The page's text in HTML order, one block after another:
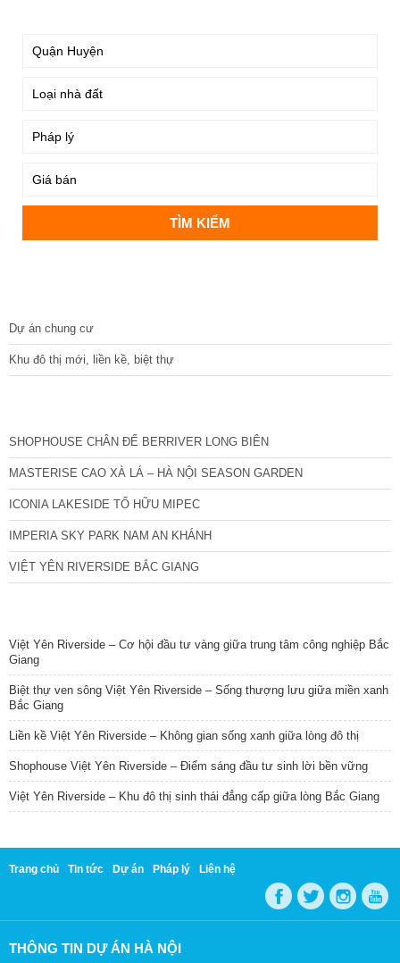
Dự án chung cư
Khu đô thị mới, liền kề, biệt thự
SHOPHOUSE CHÂN ĐẾ BERRIVER LONG BIÊN
MASTERISE CAO XÀ LÁ – HÀ NỘI SEASON GARDEN
ICONIA LAKESIDE TỐ HỮU MIPEC
IMPERIA SKY PARK NAM AN KHÁNH
VIỆT YÊN RIVERSIDE BẮC GIANG
Việt Yên Riverside – Cơ hội đầu tư vàng giữa trung tâm công nghiệp Bắc
Giang
Biệt thự ven sông Việt Yên Riverside – Sống thượng lưu giữa miền xanh
Bắc Giang
Liền kề Việt Yên Riverside – Không gian sống xanh giữa lòng đô thị
Shophouse Việt Yên Riverside – Điểm sáng đầu tư sinh lời bền vững
Việt Yên Riverside – Khu đô thị sinh thái đẳng cấp giữa lòng Bắc Giang
Trang chủ Tin tức Dự án Pháp lý Liên hệ
THÔNG TIN DỰ ÁN HÀ NỘI